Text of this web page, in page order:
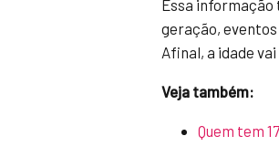
Essa
geração,
Afinal, a idade
Veja também:
Quem tem